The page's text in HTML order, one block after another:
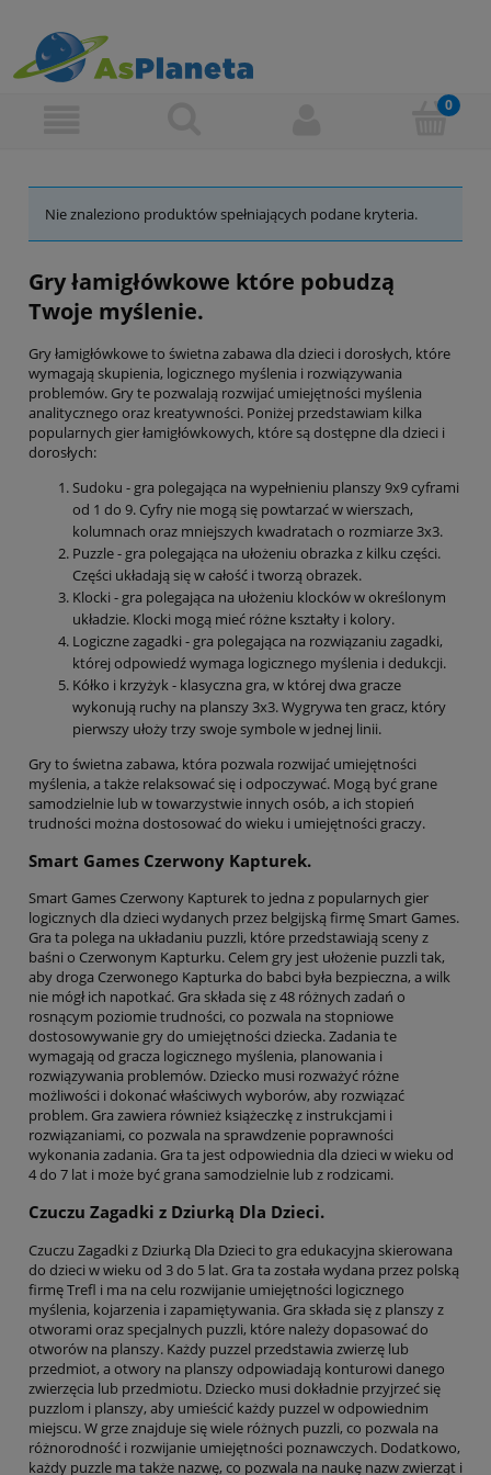
Nie znaleziono produktów spełniających podane kryteria.
Gry łamigłówkowe które pobudzą
Twoje myślenie.
Gry łamigłówkowe to świetna zabawa dla dzieci i dorosłych, które
wymagają skupienia, logicznego myślenia i rozwiązywania
problemów. Gry te pozwalają rozwijać umiejętności myślenia
analitycznego oraz kreatywności. Poniżej przedstawiam kilka
popularnych gier łamigłówkowych, które są dostępne dla dzieci i
dorosłych:
Sudoku - gra polegająca na wypełnieniu planszy 9x9 cyframi
od 1 do 9. Cyfry nie mogą się powtarzać w wierszach,
kolumnach oraz mniejszych kwadratach o rozmiarze 3x3.
Puzzle - gra polegająca na ułożeniu obrazka z kilku części.
Części układają się w całość i tworzą obrazek.
Klocki - gra polegająca na ułożeniu klocków w określonym
układzie. Klocki mogą mieć różne kształty i kolory.
Logiczne zagadki - gra polegająca na rozwiązaniu zagadki,
której odpowiedź wymaga logicznego myślenia i dedukcji.
Kółko i krzyżyk - klasyczna gra, w której dwa gracze
wykonują ruchy na planszy 3x3. Wygrywa ten gracz, który
pierwszy ułoży trzy swoje symbole w jednej linii.
Gry to świetna zabawa, która pozwala rozwijać umiejętności
myślenia, a także relaksować się i odpoczywać. Mogą być grane
samodzielnie lub w towarzystwie innych osób, a ich stopień
trudności można dostosować do wieku i umiejętności graczy.
Smart Games Czerwony Kapturek.
Smart Games Czerwony Kapturek to jedna z popularnych gier
logicznych dla dzieci wydanych przez belgijską firmę Smart Games.
Gra ta polega na układaniu puzzli, które przedstawiają sceny z
baśni o Czerwonym Kapturku. Celem gry jest ułożenie puzzli tak,
aby droga Czerwonego Kapturka do babci była bezpieczna, a wilk
nie mógł ich napotkać. Gra składa się z 48 różnych zadań o
rosnącym poziomie trudności, co pozwala na stopniowe
dostosowywanie gry do umiejętności dziecka. Zadania te
wymagają od gracza logicznego myślenia, planowania i
rozwiązywania problemów. Dziecko musi rozważyć różne
możliwości i dokonać właściwych wyborów, aby rozwiązać
problem. Gra zawiera również książeczkę z instrukcjami i
rozwiązaniami, co pozwala na sprawdzenie poprawności
wykonania zadania. Gra ta jest odpowiednia dla dzieci w wieku od
4 do 7 lat i może być grana samodzielnie lub z rodzicami.
Czuczu Zagadki z Dziurką Dla Dzieci.
Czuczu Zagadki z Dziurką Dla Dzieci to gra edukacyjna skierowana
do dzieci w wieku od 3 do 5 lat. Gra ta została wydana przez polską
firmę Trefl i ma na celu rozwijanie umiejętności logicznego
myślenia, kojarzenia i zapamiętywania. Gra składa się z planszy z
otworami oraz specjalnych puzzli, które należy dopasować do
otworów na planszy. Każdy puzzel przedstawia zwierzę lub
przedmiot, a otwory na planszy odpowiadają konturowi danego
zwierzęcia lub przedmiotu. Dziecko musi dokładnie przyjrzeć się
puzzlom i planszy, aby umieścić każdy puzzel w odpowiednim
miejscu. W grze znajduje się wiele różnych puzzli, co pozwala na
różnorodność i rozwijanie umiejętności poznawczych. Dodatkowo,
każdy puzzle ma także nazwę, co pozwala na naukę nazw zwierząt i